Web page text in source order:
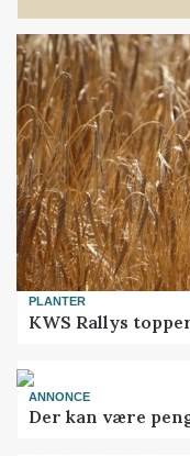
PLANTER
KWS Rallys
ANNONCE
Der kan være